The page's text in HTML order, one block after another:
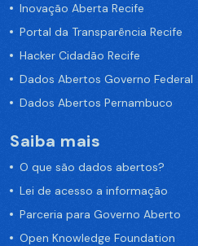
Inovação Aberta Recife
Portal da Transparência Recife
Hacker Cidadão Recife
Dados Abertos Governo Federal
Dados Abertos Pernambuco
Saiba mais
O que são dados abertos?
Lei de acesso a informação
Parceria para Governo Aberto
Open Knowledge Foundation